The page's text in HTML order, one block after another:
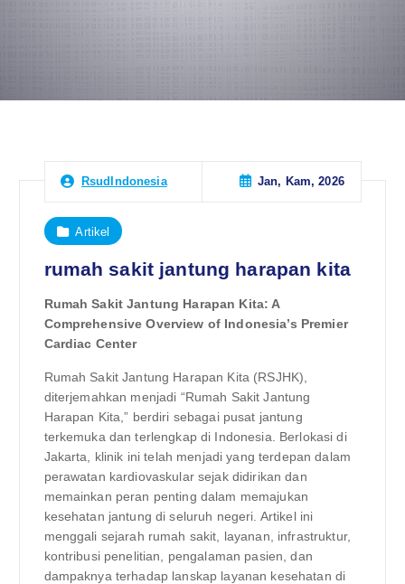
RsudIndonesia Jan, Kam, 2026
Artikel
rumah sakit jantung harapan kita
Rumah Sakit Jantung Harapan Kita: A
Comprehensive Overview of Indonesia’s Premier
Cardiac Center
Rumah Sakit Jantung Harapan Kita (RSJHK),
diterjemahkan menjadi “Rumah Sakit Jantung
Harapan Kita,” berdiri sebagai pusat jantung
terkemuka dan terlengkap di Indonesia. Berlokasi di
Jakarta, klinik ini telah menjadi yang terdepan dalam
perawatan kardiovaskular sejak didirikan dan
memainkan peran penting dalam memajukan
kesehatan jantung di seluruh negeri. Artikel ini
menggali sejarah rumah sakit, layanan, infrastruktur,
kontribusi penelitian, pengalaman pasien, dan
dampaknya terhadap lanskap layanan kesehatan di